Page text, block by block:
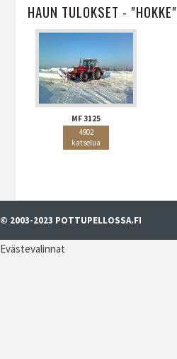
HAUN TULOKSET - "HOKKE"
MF 3125
4902
katselua
© 2003-2023 POTTUPELLOSSA.FI
Evästevalinnat